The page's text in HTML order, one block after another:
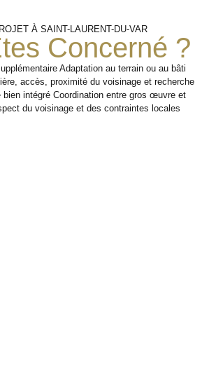
œuvre
et
au
À SAINT-LAURENT-DU-VAR
Concerné ?
Adaptation au terrain ou au bâti
accès, proximité du voisinage et recherche
bien intégré Coordination entre gros œuvre et
du voisinage et des contraintes locales